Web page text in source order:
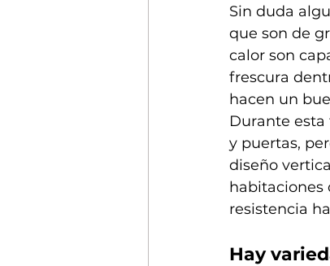
Sin duda
que son de
calor son
frescura
hacen un
Durante
y puertas,
diseño
habitaciones
resistencia
Hay